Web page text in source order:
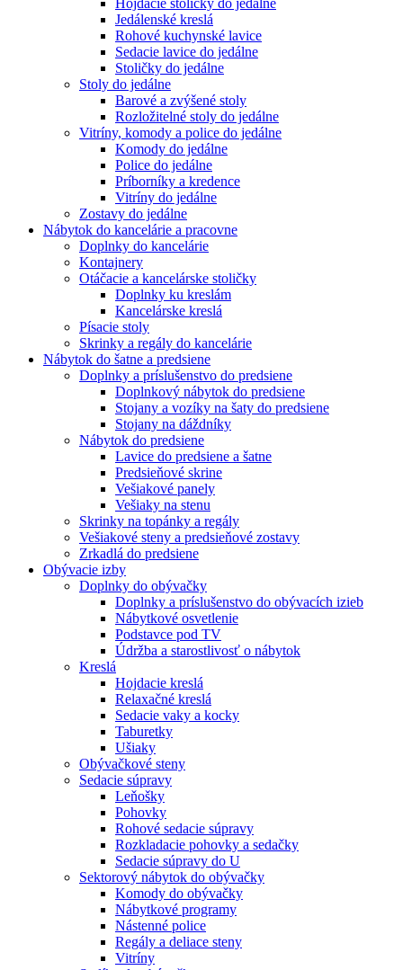
Jedálenské kreslá
Rohové kuchynské lavice
Sedacie lavice do jedálne
Stoličky do jedálne
Stoly do jedálne
Barové a zvýšené stoly
Rozložitelné stoly do jedálne
Vitríny, komody a police do jedálne
Komody do jedálne
Police do jedálne
Príborníky a kredence
Vitríny do jedálne
Zostavy do jedálne
Nábytok do kancelárie a pracovne
Doplnky do kancelárie
Kontajnery
Otáčacie a kancelárske stoličky
Doplnky ku kreslám
Kancelárske kreslá
Písacie stoly
Skrinky a regály do kancelárie
Nábytok do šatne a predsiene
Doplnky a príslušenstvo do predsiene
Doplnkový nábytok do predsiene
Stojany a vozíky na šaty do predsiene
Stojany na dáždníky
Nábytok do predsiene
Lavice do predsiene a šatne
Predsieňové skrine
Vešiakové panely
Vešiaky na stenu
Skrinky na topánky a regály
Vešiakové steny a predsieňové zostavy
Zrkadlá do predsiene
Obývacie izby
Doplnky do obývačky
Doplnky a príslušenstvo do obývacích izieb
Nábytkové osvetlenie
Podstavce pod TV
Údržba a starostlivosť o nábytok
Kreslá
Hojdacie kreslá
Relaxačné kreslá
Sedacie vaky a kocky
Taburetky
Ušiaky
Obývačkové steny
Sedacie súpravy
Leňošky
Pohovky
Rohové sedacie súpravy
Rozkladacie pohovky a sedačky
Sedacie súpravy do U
Sektorový nábytok do obývačky
Komody do obývačky
Nábytkové programy
Nástenné police
Regály a deliace steny
Vitríny